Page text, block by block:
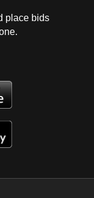
place bids